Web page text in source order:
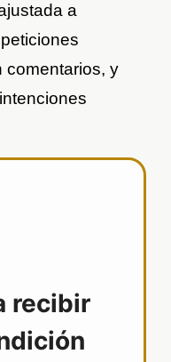
a
comentarios, y
recibir